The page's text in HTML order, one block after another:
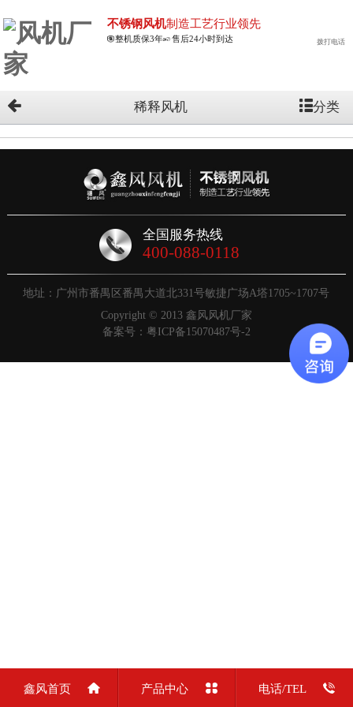
不锈钢风机制造工艺行业领先
整机质保3年 售后24小时到达 拨打电话
稀释风机 分类
全国服务热线
400-088-0118
地址：广州市番禺区番禺大道北331号敏捷广场A塔1705~1707号
Copyright © 2013 鑫风风机厂家
备案号： 粤ICP备15070487号-2
鑫风首页 产品中心 电话/TEL